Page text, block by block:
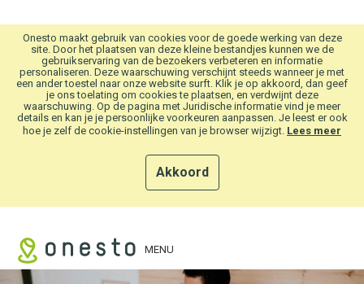
Onesto maakt gebruik van cookies voor de goede werking van deze
site. Door het plaatsen van deze kleine bestandjes kunnen we de
gebruikservaring van de bezoekers verbeteren en informatie
personaliseren. Deze waarschuwing verschijnt steeds wanneer je met
een ander toestel naar onze website surft. Klik je op akkoord, dan geef
je ons toelating om cookies te plaatsen, en verdwijnt deze
waarschuwing. Op de pagina met Juridische informatie vind je meer
details en kan je je persoonlijke voorkeuren aanpassen. Je leest er ook
hoe je zelf de cookie-instellingen van je browser wijzigt. Lees meer
Akkoord
MENU